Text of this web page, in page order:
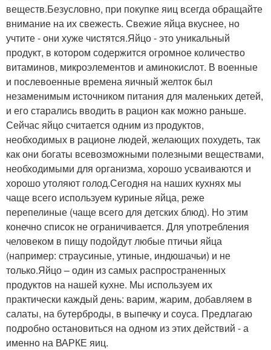
веществ.Безусловно, при покупке яиц всегда обращайте
внимание на их свежесть. Свежие яйца вкуснее, но
учтите - они хуже чистятся.Яйцо - это уникальный
продукт, в котором содержится огромное количество
витаминов, микроэлементов и аминокислот. В военные
и послевоенные времена яичный желток был
незаменимым источником питания для маленьких детей,
и его старались вводить в рацион как можно раньше.
Сейчас яйцо считается одним из продуктов,
необходимых в рационе людей, желающих похудеть, так
как они богаты всевозможными полезными веществами,
необходимыми для организма, хорошо усваиваются и
хорошо утоляют голод.Сегодня на наших кухнях мы
чаще всего используем куриные яйца, реже
перепелиные (чаще всего для детских блюд). Но этим
конечно список не ограничивается. Для употребления
человеком в пищу подойдут любые птичьи яйца
(например: страусиные, утиные, индюшачьи) и не
только.Яйцо – один из самых распространенных
продуктов на нашей кухне. Мы используем их
практически каждый день: варим, жарим, добавляем в
салаты, на бутерброды, в выпечку и соуса. Предлагаю
подробно остановиться на одном из этих действий - а
именно на ВАРКЕ яиц.